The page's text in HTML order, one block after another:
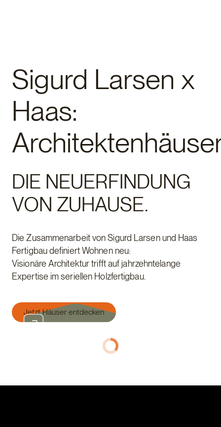
Sigurd Larsen x
Haas:
DIE NEUERFINDUNG
VON ZUHAUSE.
Die Zusammenarbeit von Sigurd Larsen und Haas
Fertigbau definiert Wohnen neu:
Visionäre Architektur trifft auf jahrzehntelange
Expertise im seriellen Holzfertigbau.
Jetzt Häuser entdecken